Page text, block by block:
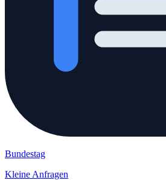
Bundestag
Kleine Anfragen